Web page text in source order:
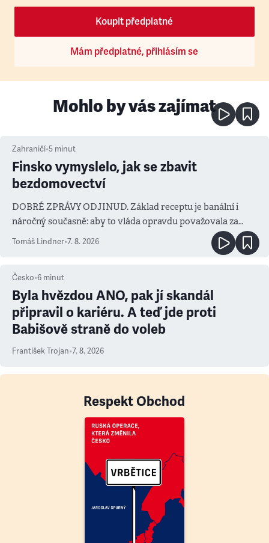
Koupit předplatné
Mám předplatné, přihlásím se
Mohlo by vás zajímat
Zahraničí•5 minut
Finsko vymyslelo, jak se zbavit
bezdomovectví
DOBRÉ ZPRÁVY ODJINUD. Základ receptu je banální i
náročný současně: aby to vláda opravdu považovala za
prioritu
Tomáš Lindner•7. 8. 2026
Česko•6 minut
Byla hvězdou ANO, pak jí skandál
připravil o kariéru. A teď jde proti
Babišově straně do voleb
František Trojan•7. 8. 2026
Respekt Obchod